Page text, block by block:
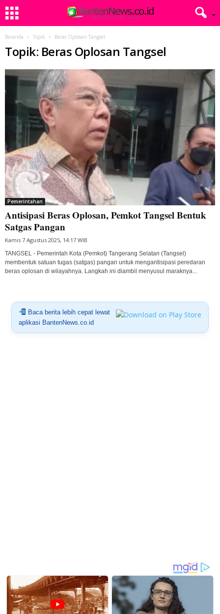
Beranda Topik Beras Oplosan Tangsel
Topik: Beras Oplosan Tangsel
Pemerintahan
Antisipasi Beras Oplosan, Pemkot Tangsel Bentuk
Satgas Pangan
Kamis 7 Agustus 2025, 14:17 WIB
TANGSEL - Pemerintah Kota (Pemkot) Tangerang Selatan (Tangsel)
membentuk satuan tugas (satgas) pangan untuk mengantisipasi peredaran
beras oplosan di wilayahnya. Langkah ini diambil menyusul maraknya...
Baca berita lebih cepat lewat
aplikasi BantenNews.co.id